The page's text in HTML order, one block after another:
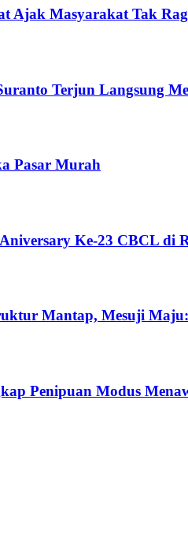
Ajak Masyarakat Tak
Terjun Langsung
Pasar Murah
Ke-23 CBCL di
Mantap, Mesuji
Penipuan Modus